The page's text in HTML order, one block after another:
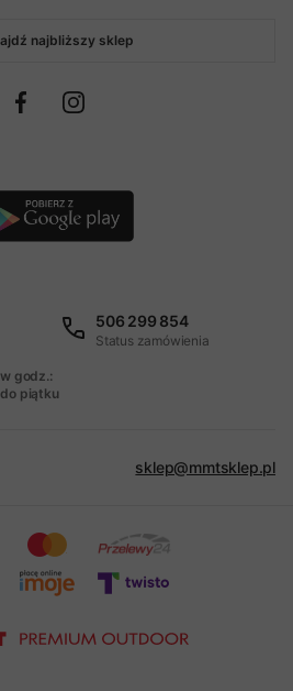
najbliższy sklep
506 299 854
Status zamówienia
godz.:
piątku
sklep@mmtsklep.pl